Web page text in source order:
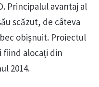
Principalul avantaj al
scăzut, de câteva
obișnuit. Proiectul
fiind alocați din
2014.